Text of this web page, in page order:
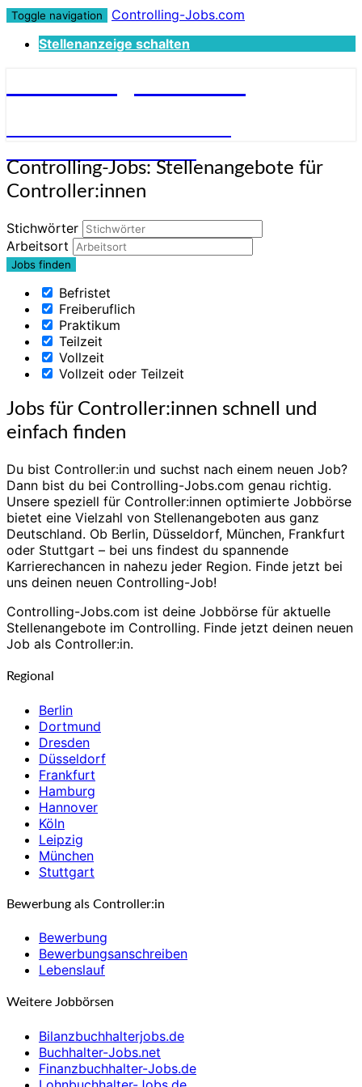
Toggle navigation
Controlling-Jobs.com
Stellenanzeige schalten
Controlling-
Jobs:
Stellenangebote
Controller:innen
Controlling-Jobs: Stellenangebote für
Controller:innen
Stichwörter
Arbeitsort
Befristet
Freiberuflich
Praktikum
Teilzeit
Vollzeit
Vollzeit oder Teilzeit
Jobs für Controller:innen schnell und
einfach finden
Du bist Controller:in und suchst nach einem neuen Job?
Dann bist du bei Controlling-Jobs.com genau richtig.
Unsere speziell für Controller:innen optimierte Jobbörse
bietet eine Vielzahl von Stellenangeboten aus ganz
Deutschland. Ob Berlin, Düsseldorf, München, Frankfurt
oder Stuttgart – bei uns findest du spannende
Karrierechancen in nahezu jeder Region. Finde jetzt bei
uns deinen neuen Controlling-Job!
Controlling-Jobs.com ist deine Jobbörse für aktuelle
Stellenangebote im Controlling. Finde jetzt deinen neuen
Job als Controller:in.
Regional
Berlin
Dortmund
Dresden
Düsseldorf
Frankfurt
Hamburg
Hannover
Köln
Leipzig
München
Stuttgart
Bewerbung als Controller:in
Bewerbung
Bewerbungsanschreiben
Lebenslauf
Weitere Jobbörsen
Bilanzbuchhalterjobs.de
Buchhalter-Jobs.net
Finanzbuchhalter-Jobs.de